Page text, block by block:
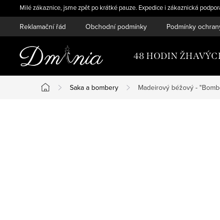
na
Milé zákaznice, jsme zpět po krátké pauze. Expedice i zákaznická
Reklamační řád Obchodní podmínky Podmínky
48 HODIN
Domů
Saka a bombery Madeirový béžový -